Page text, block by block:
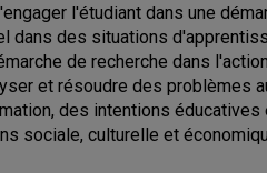
l'étudiant dans une
dans des situations
de recherche dans
et résoudre des problèmes
des intentions
sociale, culturelle et